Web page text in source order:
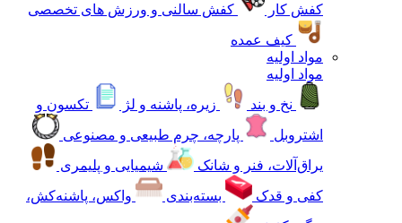
کفش کار
کفش سالنی و ورزش های تخصصی
کیف عمده
مواد اولیه
مواد اولیه
نخ و بند
زیره، پاشنه و لژ
تکسون و
اشتروبل
پارچه، چرم طبیعی و مصنوعی
یراق‌آلات، فنر و شانک
شیمیایی و پلیمری
کفی و قدک
بسته‌بندی
واکس، پاشنه‌کش،